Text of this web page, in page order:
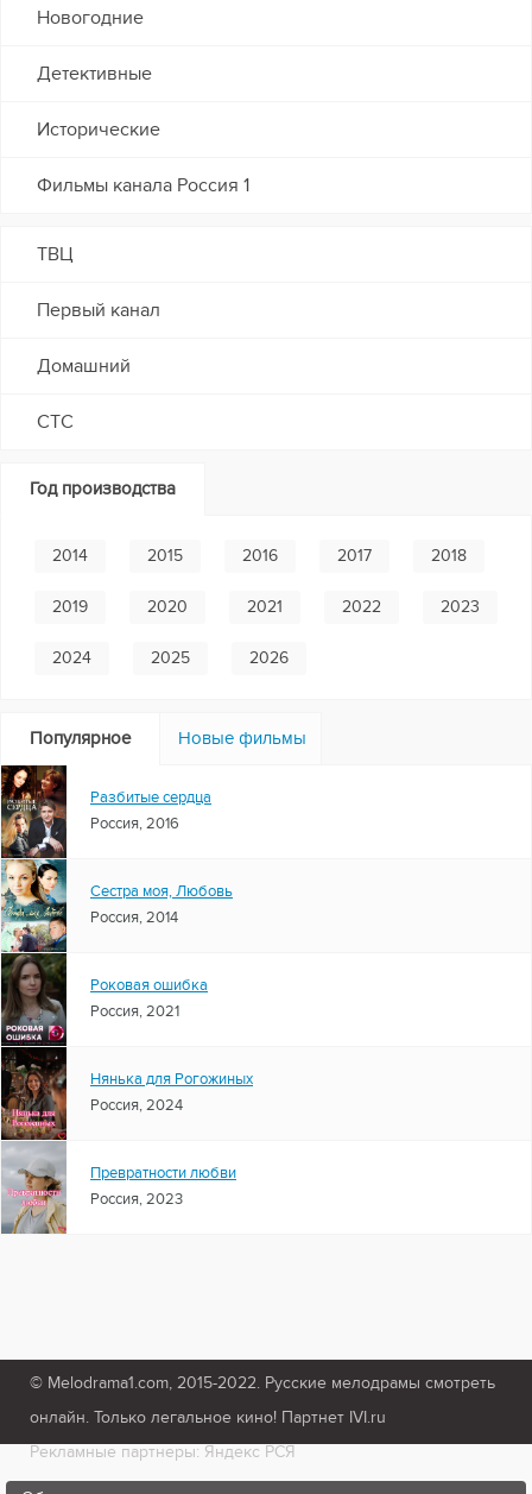
Новогодние
Детективные
Исторические
Фильмы канала Россия 1
ТВЦ
Первый канал
Домашний
СТС
Год производства
2014 2015 2016 2017 2018
2019 2020 2021 2022 2023
2024 2025 2026
Популярное Новые фильмы
Разбитые сердца
Россия, 2016
Сестра моя, Любовь
Россия, 2014
Роковая ошибка
Россия, 2021
Нянька для Рогожиных
Россия, 2024
Превратности любви
Россия, 2023
© Melodrama1.com, 2015-2022. Русские мелодрамы смотреть
онлайн. Только легальное кино! Партнет IVI.ru
Рекламные партнеры: Яндекс РСЯ